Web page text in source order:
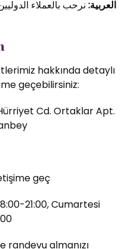
العربية: نرحب بالعملاء
hakkında detaylı
geçebilirsiniz:
Cd. Ortaklar Apt.
geç
21:00, Cumartesi
randevu almanızı